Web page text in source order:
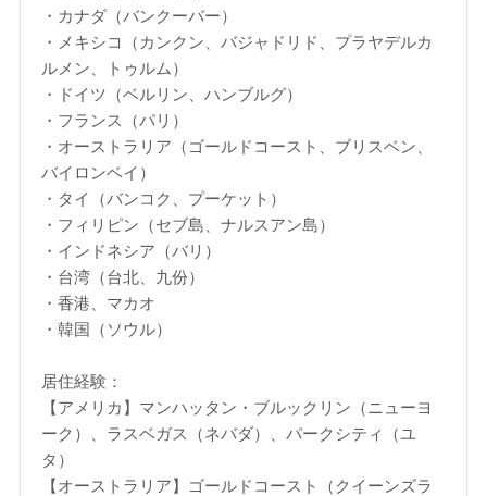
・カナダ（バンクーバー）
・メキシコ（カンクン、バジャドリド、プラヤデルカ
ルメン、トゥルム）
・ドイツ（ベルリン、ハンブルグ）
・フランス（パリ）
・オーストラリア（ゴールドコースト、ブリスベン、
バイロンベイ）
・タイ（バンコク、プーケット）
・フィリピン（セブ島、ナルスアン島）
・インドネシア（バリ）
・台湾（台北、九份）
・香港、マカオ
・韓国（ソウル）
居住経験：
【アメリカ】マンハッタン・ブルックリン（ニューヨ
ーク）、ラスベガス（ネバダ）、パークシティ（ユ
タ）
【オーストラリア】ゴールドコースト（クイーンズラ